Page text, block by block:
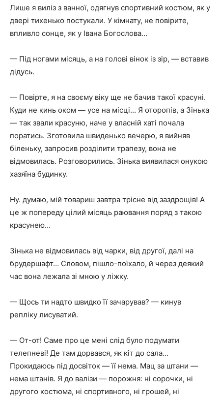
Лише я виліз з ванної, одягнув спортивний костюм, як у
двері тихенько постукали. У кімнату, не повірите,
впливло сонце, як у Івана Богослова…
— Під ногами місяць, а на голові вінок із зір, — вставив
дідусь.
— Повірте, я на своєму віку ще не бачив такої красуні.
Куди не кинь оком — усе на місці… Я оторопів, а Зінька
— так звали красуню, наче у власній хаті почала
поратись. Зготовила швиденько вечерю, я вийняв
біленьку, запросив розділити трапезу, вона не
відмовилась. Розговорились. Зінька виявилася онукою
хазяїна будинку.
Ну. думаю, мій товариш завтра трісне від заздрощів! А
це ж попереду цілий місяць раювання поряд з такою
красунею…
Зінька не відмовилась від чарки, від другої, далі на
брудершафт… Словом, пішло-поїхало, й через деякий
час вона лежала зі мною у ліжку.
— Щось ти надто швидко її зачарував? — кинув
репліку лисуватий.
— От-от! Саме про це мені слід було подумати
телепневі! Де там дорвався, як кіт до сала…
Прокидаюсь під досвіток — її нема. Мац за штани —
нема штанів. Я до валізи — порожня: ні сорочки, ні
другого костюма, ні спортивного, ні грошей, ні